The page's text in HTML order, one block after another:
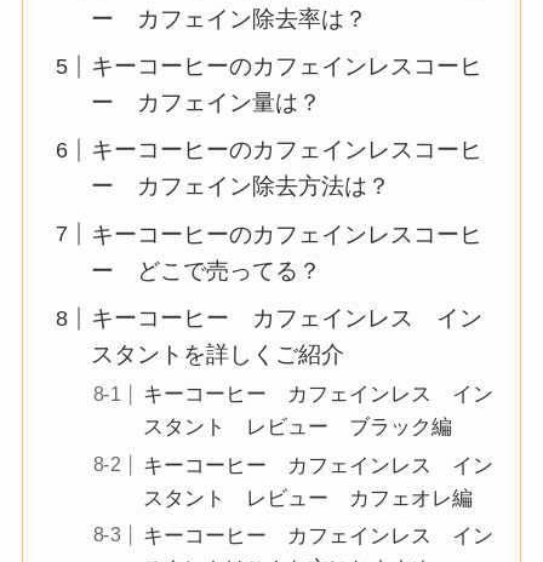
ー カフェイン除去率は？
キーコーヒーのカフェインレスコーヒ
ー カフェイン量は？
キーコーヒーのカフェインレスコーヒ
ー カフェイン除去方法は？
キーコーヒーのカフェインレスコーヒ
ー どこで売ってる？
キーコーヒー カフェインレス イン
スタントを詳しくご紹介
キーコーヒー カフェインレス イン
スタント レビュー ブラック編
キーコーヒー カフェインレス イン
スタント レビュー カフェオレ編
キーコーヒー カフェインレス イン